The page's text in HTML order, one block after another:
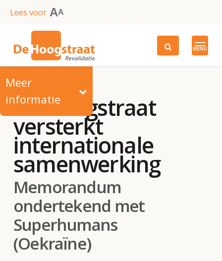
SkipLees voor AA
MENU
Meer
informatie
De Hoogstraat
versterkt
internationale
samenwerking
Memorandum
ondertekend met
Superhumans
(Oekraïne)